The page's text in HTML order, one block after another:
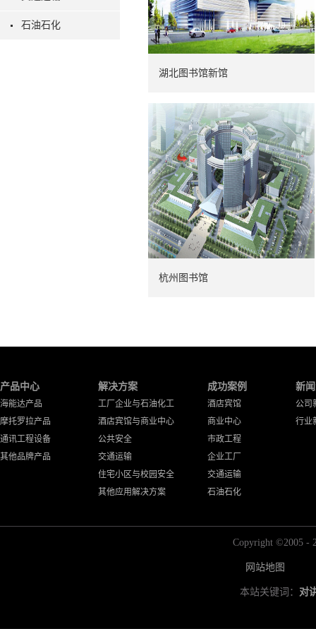
石油石化
湖北图书馆新馆
杭州图书馆
产品中心
海能达产品
摩托罗拉产品
通讯工程设备
其他品牌产品
解决方案
工厂企业与石油化工
酒店宾馆与商业中心
公共安全
交通运输
住宅小区与校园安全
其他应用解决方案
成功案例
酒店宾馆
商业中心
市政工程
企业工厂
交通运输
石油石化
新
公司
行业
Copyright ©2005 -
网站地图
本站关键词： 对